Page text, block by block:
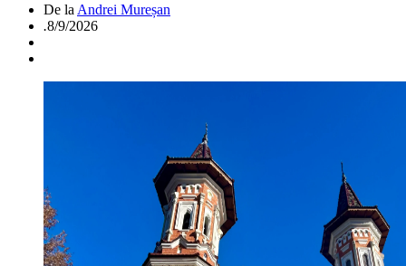
De la Andrei Mureșan
.8/9/2026